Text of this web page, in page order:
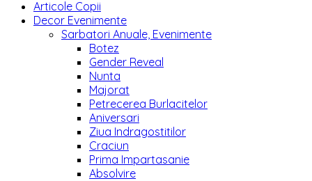
Articole Copii
Decor Evenimente
Sarbatori Anuale, Evenimente
Botez
Gender Reveal
Nunta
Majorat
Petrecerea Burlacitelor
Aniversari
Ziua Indragostitilor
Craciun
Prima Impartasanie
Absolvire